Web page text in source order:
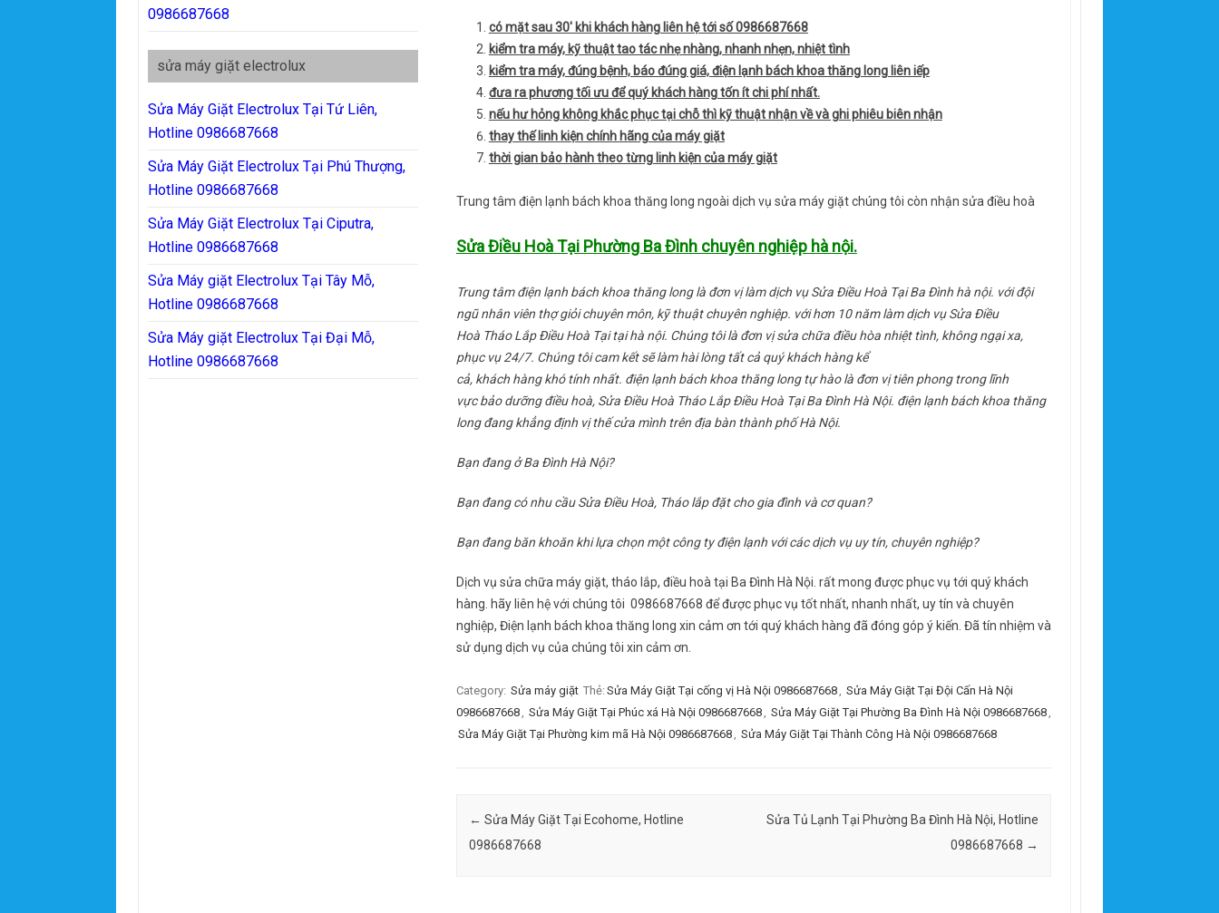
có mặt sau 30′ khi khách hàng liên hệ tới số 0986687668
kiểm tra máy, kỹ thuật tao tác nhẹ nhàng, nhanh nhẹn, nhiệt tình
kiểm tra máy, đúng bệnh, báo đúng giá, điện lạnh bách khoa thăng long liên iếp
đưa ra phương tối ưu để quý khách hàng tốn ít chi phí nhất.
nếu hư hỏng không khắc phục tại chỗ thì kỹ thuật nhận về và ghi phiêu biên nhận
thay thế linh kiện chính hãng của máy giặt
thời gian bảo hành theo từng linh kiện của máy giặt
Trung tâm điện lạnh bách khoa thăng long ngoài dịch vụ sửa máy giặt chúng tôi còn nhận sửa điều hoà
Sửa Điều Hoà Tại Phường Ba Đình chuyên nghiệp hà nội.
Trung tâm điện lạnh bách khoa thăng long là đơn vị làm dịch vụ Sửa Điều Hoà Tại Ba Đình hà nội. với đội
ngũ nhân viên thợ giỏi chuyên môn, kỹ thuật chuyên nghiệp. với hơn 10 năm làm dịch vụ Sửa Điều
Hoà Tháo Lắp Điều Hoà Tại tại hà nội. Chúng tôi là đơn vị sửa chữa điều hòa nhiệt tình, không ngại xa,
phục vụ 24/7. Chúng tôi cam kết sẽ làm hài lòng tất cả quý khách hàng kể
cả, khách hàng khó tính nhất. điện lạnh bách khoa thăng long tự hào là đơn vị tiên phong trong lĩnh
vực bảo dưỡng điều hoà, Sửa Điều Hoà Tháo Lắp Điều Hoà Tại Ba Đình Hà Nội. điện lạnh bách khoa thăng
long đang khẳng định vị thế cửa mình trên địa bàn thành phố Hà Nội.
Bạn đang ở Ba Đình Hà Nội?
Bạn đang có nhu cầu Sửa Điều Hoà, Tháo lắp đặt cho gia đình và cơ quan?
Bạn đang băn khoăn khi lựa chọn một công ty điện lạnh với các dịch vụ uy tín, chuyên nghiệp?
Dịch vụ sửa chữa máy giặt, tháo lắp, điều hoà tại Ba Đình Hà Nội. rất mong được phục vụ tới quý khách
hàng. hãy liên hệ với chúng tôi 0986687668 để được phục vụ tốt nhất, nhanh nhất, uy tín và chuyên
nghiệp, Điện lạnh bách khoa thăng long xin cảm ơn tới quý khách hàng đã đóng góp ý kiến. Đã tín nhiệm và
sử dụng dịch vụ của chúng tôi xin cảm ơn.
Category: Sửa máy giặt Thẻ: Sửa Máy Giặt Tại cống vị Hà Nội 0986687668, Sửa Máy Giặt Tại Đội Cấn Hà Nội
0986687668, Sửa Máy Giặt Tại Phúc xá Hà Nội 0986687668, Sửa Máy Giặt Tại Phường Ba Đình Hà Nội 0986687668,
Sửa Máy Giặt Tại Phường kim mã Hà Nội 0986687668, Sửa Máy Giặt Tại Thành Công Hà Nội 0986687668
Post navigation
← Sửa Máy Giặt Tại Ecohome, Hotline
0986687668
Sửa Tủ Lạnh Tại Phường Ba Đình Hà Nội, Hotline
0986687668 →
0986687668
sửa máy giặt electrolux
Sửa Máy Giặt Electrolux Tại Tứ Liên,
Hotline 0986687668
Sửa Máy Giặt Electrolux Tại Phú Thượng,
Hotline 0986687668
Sửa Máy Giặt Electrolux Tại Ciputra,
Hotline 0986687668
Sửa Máy giặt Electrolux Tại Tây Mỗ,
Hotline 0986687668
Sửa Máy giặt Electrolux Tại Đại Mỗ,
Hotline 0986687668